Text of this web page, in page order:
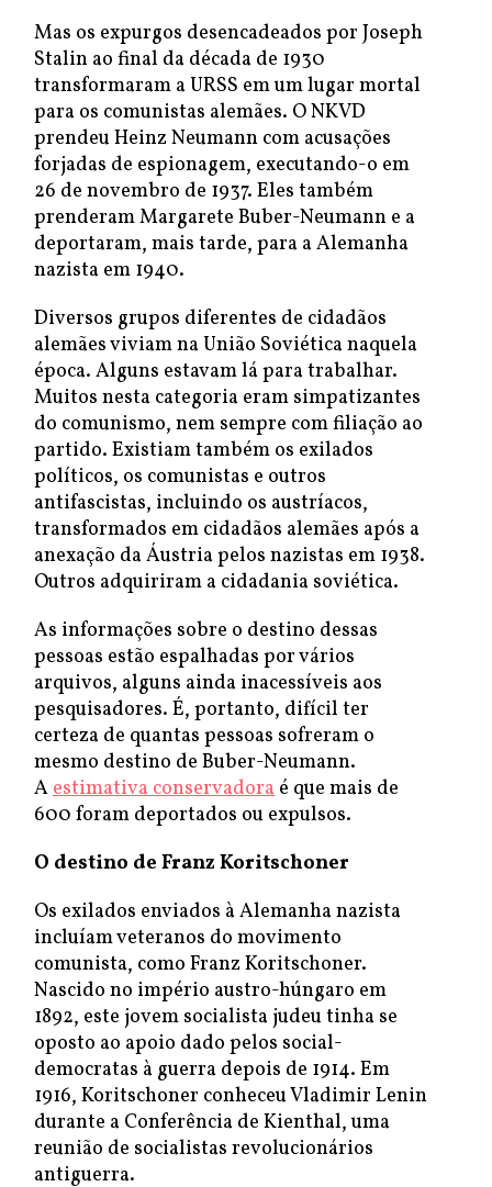
Mas os expurgos desencadeados por Joseph
Stalin ao final da década de 1930
transformaram a URSS em um lugar mortal
para os comunistas alemães. O NKVD
prendeu Heinz Neumann com acusações
forjadas de espionagem, executando-o em
26 de novembro de 1937. Eles também
prenderam Margarete Buber-Neumann e a
deportaram, mais tarde, para a Alemanha
nazista em 1940.
Diversos grupos diferentes de cidadãos
alemães viviam na União Soviética naquela
época. Alguns estavam lá para trabalhar.
Muitos nesta categoria eram simpatizantes
do comunismo, nem sempre com filiação ao
partido. Existiam também os exilados
políticos, os comunistas e outros
antifascistas, incluindo os austríacos,
transformados em cidadãos alemães após a
anexação da Áustria pelos nazistas em 1938.
Outros adquiriram a cidadania soviética.
As informações sobre o destino dessas
pessoas estão espalhadas por vários
arquivos, alguns ainda inacessíveis aos
pesquisadores. É, portanto, difícil ter
certeza de quantas pessoas sofreram o
mesmo destino de Buber-Neumann.
Aestimativa conservadora é que mais de
600 foram deportados ou expulsos.
O destino de Franz Koritschoner
Os exilados enviados à Alemanha nazista
incluíam veteranos do movimento
comunista, como Franz Koritschoner.
Nascido no império austro-húngaro em
1892, este jovem socialista judeu tinha se
oposto ao apoio dado pelos social-
democratas à guerra depois de 1914. Em
1916, Koritschoner conheceu Vladimir Lenin
durante a Conferência de Kienthal, uma
reunião de socialistas revolucionários
antiguerra.